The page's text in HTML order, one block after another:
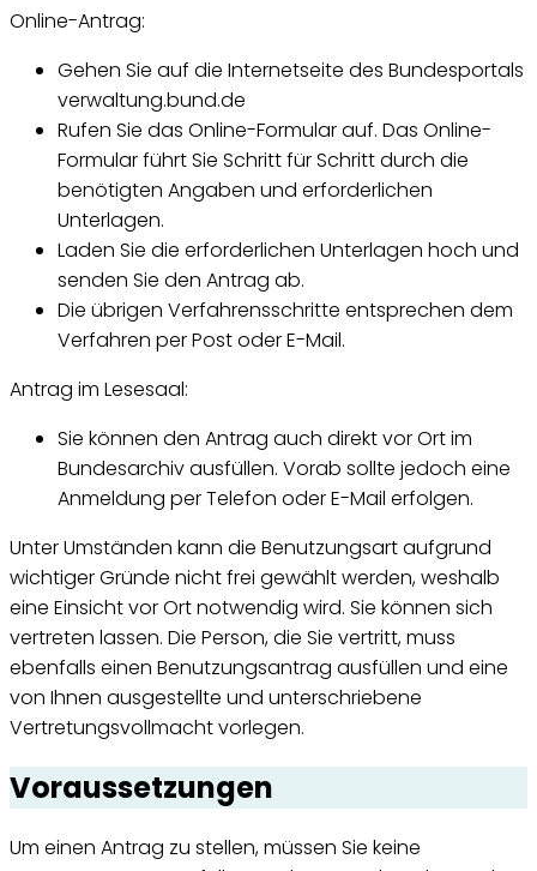
Online-Antrag:
Gehen Sie auf die Internetseite des Bundesportals
verwaltung.bund.de
Rufen Sie das Online-Formular auf. Das Online-
Formular führt Sie Schritt für Schritt durch die
benötigten Angaben und erforderlichen
Unterlagen.
Laden Sie die erforderlichen Unterlagen hoch und
senden Sie den Antrag ab.
Die übrigen Verfahrensschritte entsprechen dem
Verfahren per Post oder E-Mail.
Antrag im Lesesaal:
Sie können den Antrag auch direkt vor Ort im
Bundesarchiv ausfüllen. Vorab sollte jedoch eine
Anmeldung per Telefon oder E-Mail erfolgen.
Unter Umständen kann die Benutzungsart aufgrund
wichtiger Gründe nicht frei gewählt werden, weshalb
eine Einsicht vor Ort notwendig wird. Sie können sich
vertreten lassen. Die Person, die Sie vertritt, muss
ebenfalls einen Benutzungsantrag ausfüllen und eine
von Ihnen ausgestellte und unterschriebene
Vertretungsvollmacht vorlegen.
Voraussetzungen
Um einen Antrag zu stellen, müssen Sie keine